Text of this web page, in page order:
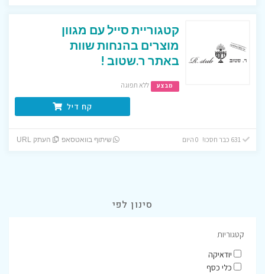
קטגוריית סייל עם מגוון
מוצרים בהנחות שוות
באתר ר.שטוב !
מבצע ללא תפוגה
קח דיל
שיתוף בוואטסאפ העתק URL
סינון לפי
קטגוריות
יודאיקה
כלי כסף